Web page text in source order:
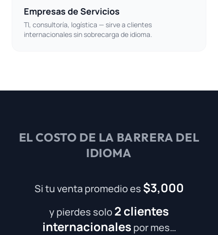
Empresas de Servicios
TI, consultoría, logística — sirve a clientes
internacionales sin sobrecarga de idioma.
EL COSTO DE LA BARRERA DEL
IDIOMA
Si tu venta promedio es $3,000
y pierdes solo2 clientes
internacionales por mes…